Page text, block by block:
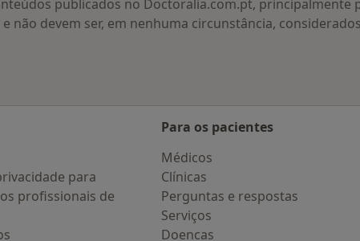
publicados no Doctoralia.com.pt,
não devem ser, em nenhuma circunstância,
para
profissionais de
Para os pacientes
Médicos
Clínicas
Perguntas e respostas
Serviços
Doencas